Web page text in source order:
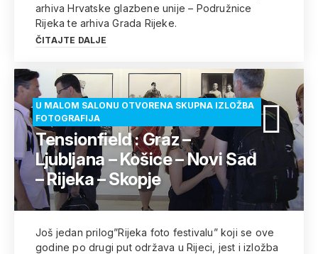
arhiva Hrvatske glazbene unije – Podružnice
Rijeka te arhiva Grada Rijeke.
ČITAJTE DALJE
U MALOM SALONU OTVORENA SKUPNA IZLOŽBA
FOTOGRAFIJA
Tensionfield : Graz –
Ljubljana – Košice – Novi Sad
– Rijeka – Skopje
Još jedan prilog”Rijeka foto festivalu” koji se ove
godine po drugi put održava u Rijeci, jest i izložba